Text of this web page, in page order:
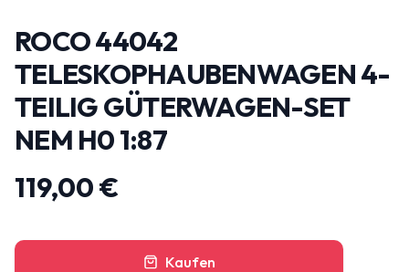
ROCO 44042
TELESKOPHAUBENWAGEN 4-
TEILIG GÜTERWAGEN-SET
NEM H0 1:87
119,00 €
Kaufen